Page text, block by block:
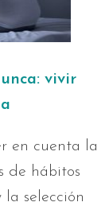
vivir
en cuenta la
de hábitos
selección